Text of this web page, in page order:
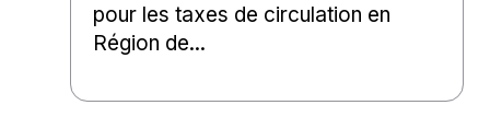
pour les taxes de circulation en
Région de...